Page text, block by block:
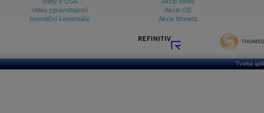
Video zpravodajství
Investiční komentáře
Akcie GE
Akcie Moneta
Tvorba